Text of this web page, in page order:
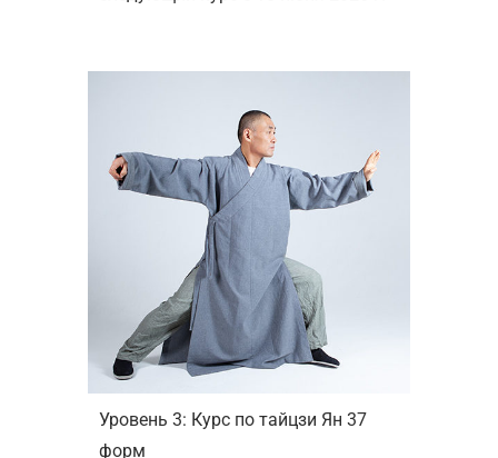
Уровень 3: Курс по тайцзи Ян 37
форм